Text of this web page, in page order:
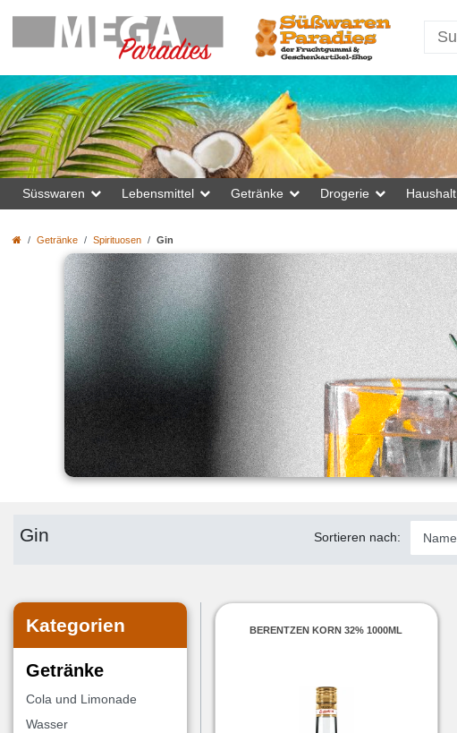
Süsswaren Lebensmittel Getränke Drogerie Haushalt
Getränke Spirituosen Gin
Gin Sortieren nach:
Kategorien
Getränke
Cola und Limonade
Wasser
BERENTZEN KORN 32% 1000ML